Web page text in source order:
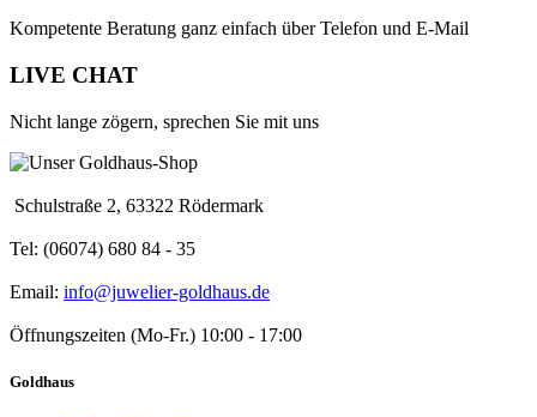
Kompetente Beratung ganz einfach über Telefon und E-Mail
LIVE CHAT
Nicht lange zögern, sprechen Sie mit uns
Schulstraße 2, 63322 Rödermark
Tel: (06074) 680 84 - 35
Email: info@juwelier-goldhaus.de
Öffnungszeiten (Mo-Fr.) 10:00 - 17:00
Goldhaus